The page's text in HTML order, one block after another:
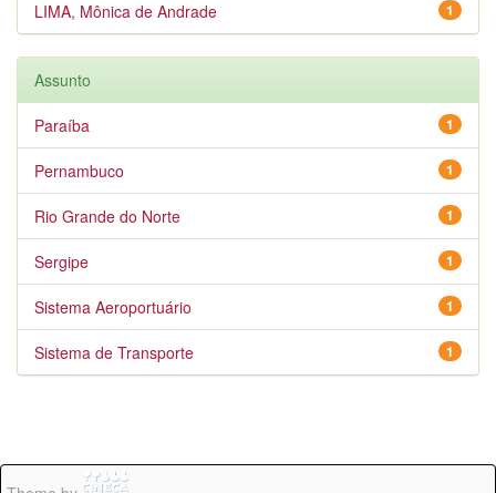
1
LIMA, Mônica de Andrade
Assunto
1
Paraíba
1
Pernambuco
1
Rio Grande do Norte
1
Sergipe
1
Sistema Aeroportuário
1
Sistema de Transporte